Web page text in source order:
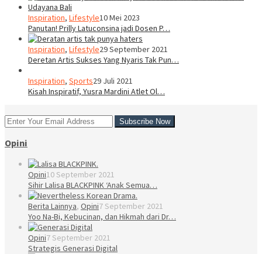
Inspiration, Lifestyle10 Mei 2023
Panutan! Prilly Latuconsina jadi Dosen P…
Inspiration, Lifestyle29 September 2021
Deretan Artis Sukses Yang Nyaris Tak Pun…
Inspiration, Sports29 Juli 2021
Kisah Inspiratif, Yusra Mardini Atlet Ol…
Opini
Opini10 September 2021
Sihir Lalisa BLACKPINK ‘Anak Semua…
Berita Lainnya, Opini7 September 2021
Yoo Na-Bi, Kebucinan, dan Hikmah dari Dr…
Opini7 September 2021
Strategis Generasi Digital